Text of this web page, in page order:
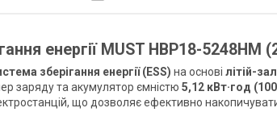
енергії MUST НВР18-5248HM
зберігання енергії (ESS) на основі літій-
заряду та акумулятор ємністю 5,12 кВт·год
що дозволяє ефективно